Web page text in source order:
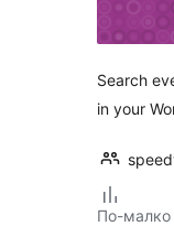
Search
in your
По-малко